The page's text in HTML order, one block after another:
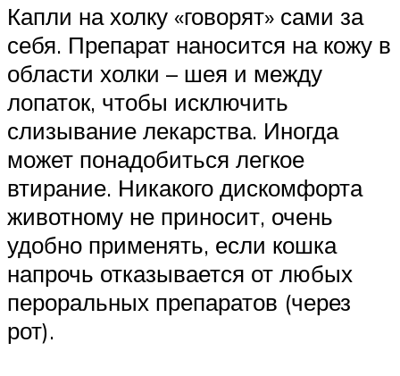
Капли на холку «говорят» сами за
себя. Препарат наносится на кожу в
области холки – шея и между
лопаток, чтобы исключить
слизывание лекарства. Иногда
может понадобиться легкое
втирание. Никакого дискомфорта
животному не приносит, очень
удобно применять, если кошка
напрочь отказывается от любых
пероральных препаратов (через
рот).